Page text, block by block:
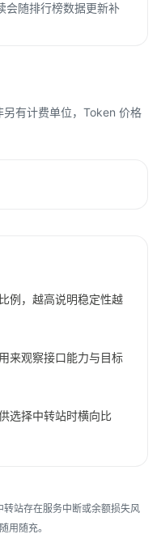
会随排行榜数据更新补
有计费单位，Token 价格
例，越高说明稳定性越
来观察接口能力与目标
选择中转站时横向比
站存在服务中断或余额损失风
用随充。